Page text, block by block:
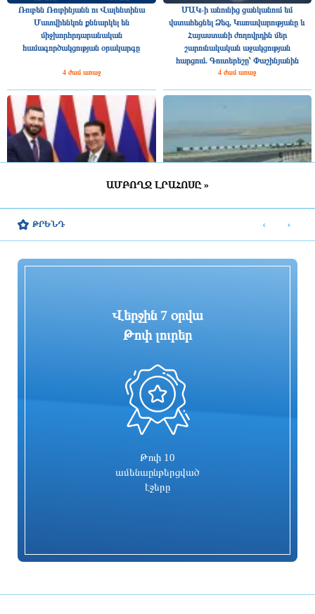
Ռուբեն Ռուբինյանն ու Վալենտինա
Մատվիենկոն քննարկել են
միջխորհրդարանական
համագործակցության օրակարգը
4 ժամ առաջ
ՄԱԿ-ի անունից ցանկանում եմ
վստահեցնել Ձեզ, Կառավարությանը և
Հայաստանի ժողովրդին մեր
շարունակական աջակցության
հարցում. Գուտերեշը՝ Փաշինյանին
4 ժամ առաջ
հավատարմատարի հետ
հիմնանորոգման, կառուցման,
վերակառուցման, միջին նորոգման և
ճանապարհների համար
ԵԱՏՄ-ի և ԱՄԷ-ի միջև ազատ
առևտրի գոտու մասին պայմանագիրն
ուժի մեջ կմտնի 2026 թվականի
Կասեցվել է «Օձուն» ապրանքանիշի
ըմպելիքների արտադրությունը
կարգավորումից հետո նավթի և
տեղի ունեցած պայթյունից. ՆԳՆ
ԱՄԲՈՂՋ ԼՐԱՀՈՍԸ »
ԹՐԵՆԴ
Վերջին 7 օրվա
Թոփ լուրեր
Թոփ 10
ամենաընթերցված
էջերը
‹ ›